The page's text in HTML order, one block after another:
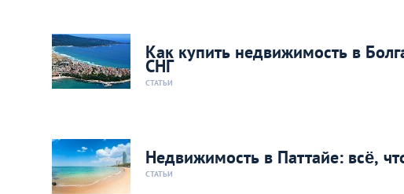
Как купить недвижимость в
СНГ
СТАТЬИ
Недвижимость в Паттайе: всё,
СТАТЬИ